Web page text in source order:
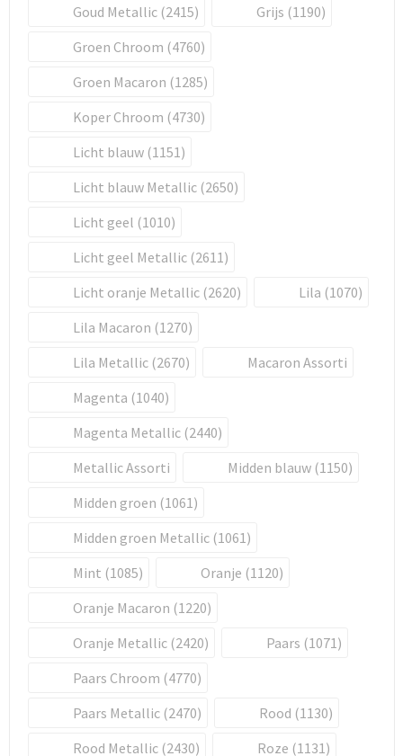
Goud Metallic (2415)
Grijs (1190)
Groen Chroom (4760)
Groen Macaron (1285)
Koper Chroom (4730)
Licht blauw (1151)
Licht blauw Metallic (2650)
Licht geel (1010)
Licht geel Metallic (2611)
Licht oranje Metallic (2620)
Lila (1070)
Lila Macaron (1270)
Lila Metallic (2670)
Macaron Assorti
Magenta (1040)
Magenta Metallic (2440)
Metallic Assorti
Midden blauw (1150)
Midden groen (1061)
Midden groen Metallic (1061)
Mint (1085)
Oranje (1120)
Oranje Macaron (1220)
Oranje Metallic (2420)
Paars (1071)
Paars Chroom (4770)
Paars Metallic (2470)
Rood (1130)
Rood Metallic (2430)
Roze (1131)